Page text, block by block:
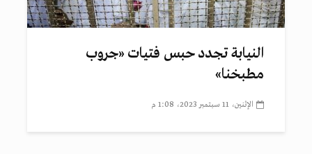
النيابة تجدد حبس فتيات «جروب
مطبخنا»
الإثنين، 11 سبتمبر 2023، 1:08 م